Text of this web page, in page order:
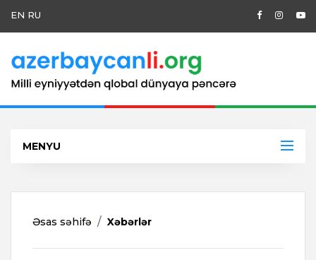
EN RU
MENYU
Əsas səhifə Xəbərlər